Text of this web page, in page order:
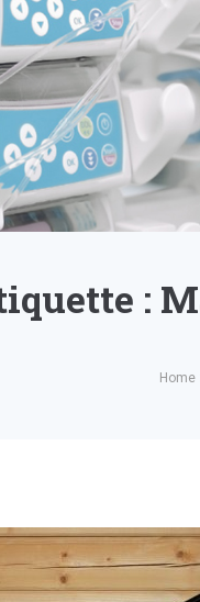
:
Home